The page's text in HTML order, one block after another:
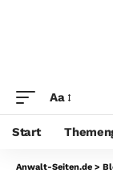
Aa
Start
Anwalt-Seiten.de >